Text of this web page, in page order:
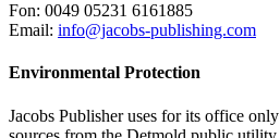
Fon: 0049 05231 6161885
Email: info@jacobs-publishing.com
Environmental Protection
Jacobs Publisher uses for its office